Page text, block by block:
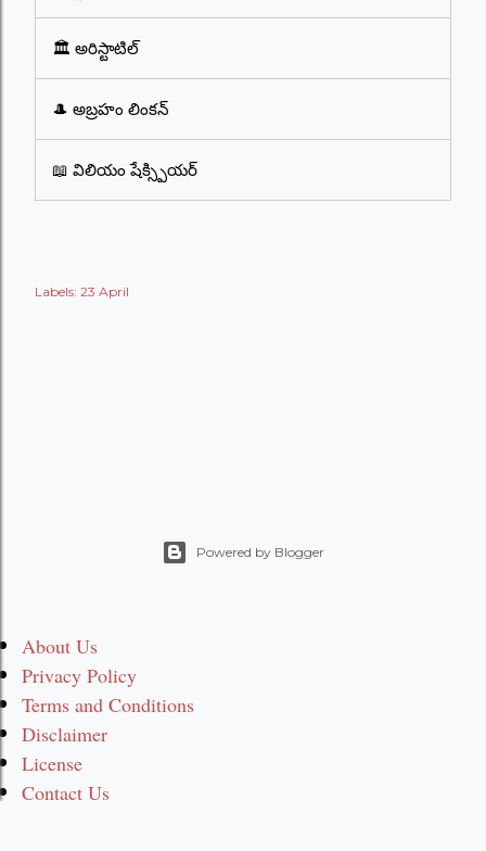
🏛️ అరిస్టాటిల్
🎩 అబ్రహం లింకన్
📖 విలియం షేక్స్పియర్
Labels: 23 April
Powered by Blogger
About Us
Privacy Policy
Terms and Conditions
Disclaimer
License
Contact Us